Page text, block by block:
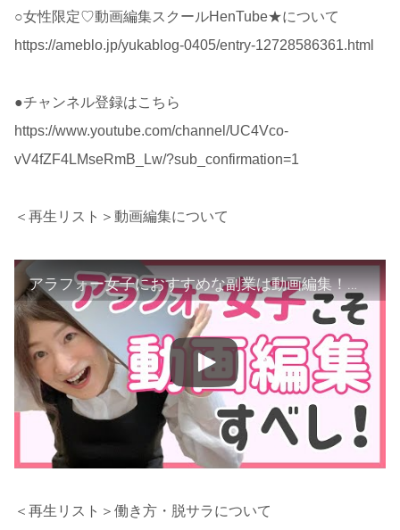
○女性限定♡動画編集スクールHenTube★について
https://ameblo.jp/yukablog-0405/entry-12728586361.html
●チャンネル登録はこちら
https://www.youtube.com/channel/UC4Vco-
vV4fZF4LMseRmB_Lw/?sub_confirmation=1
＜再生リスト＞動画編集について
アラフォー女子におすすめな副業は動画編集！【起業・副業・在宅ワーク】
＜再生リスト＞働き方・脱サラについて